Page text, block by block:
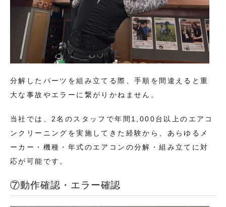
分解したパーツを組み立てる際、手順を間違えると重
大な事故やエラーに繋がりかねません。
当社では、2名のスタッフで年間1,000台以上のエアコ
ンクリーニングを実施してきた経験から、あらゆるメ
ーカー・機種・年式のエアコンの分解・組み立てに対
応が可能です。
⑦動作確認・エラー確認